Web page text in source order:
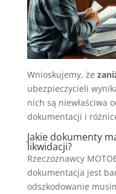
Wnioskujemy, że
ubezpieczycieli
nich są niewłaściwa
dokumentacji i
Jakie dokumenty
likwidacji?
Rzeczoznawcy
dokumentacja jest
odszkodowanie